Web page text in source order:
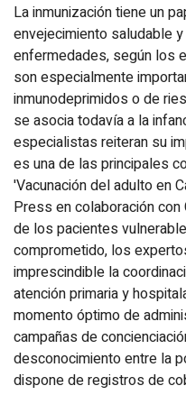
La inmunización tiene un
envejecimiento saludable
enfermedades, según los
son especialmente
inmunodeprimidos o de
se asocia todavía a la
especialistas reiteran su
es una de las principales
'Vacunación del adulto en
Press en colaboración con
de los pacientes
comprometido, los
imprescindible la
atención primaria y
momento óptimo de
campañas de
desconocimiento entre la
dispone de registros de